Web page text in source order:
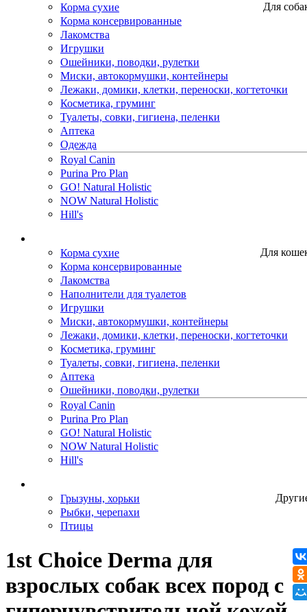
Для
Корма сухие
Корма консервированные
Лакомства
Игрушки
Ошейники, поводки, рулетки
Миски, автокормушки, контейнеры
Лежаки, домики, клетки, переноски, когтеточки
Косметика, груминг
Туалеты, совки, гигиена, пеленки
Аптека
Одежда
Royal Canin
Purina Pro Plan
GO! Natural Holistic
NOW Natural Holistic
Hill's
Для
Корма сухие
Корма консервированные
Лакомства
Наполнители для туалетов
Игрушки
Миски, автокормушки, контейнеры
Лежаки, домики, клетки, переноски, когтеточки
Косметика, груминг
Туалеты, совки, гигиена, пеленки
Аптека
Ошейники, поводки, рулетки
Royal Canin
Purina Pro Plan
GO! Natural Holistic
NOW Natural Holistic
Hill's
Грызуны, хорьки
Рыбки, черепахи
Птицы
1st Choice Derma для
взрослых собак всех пород с